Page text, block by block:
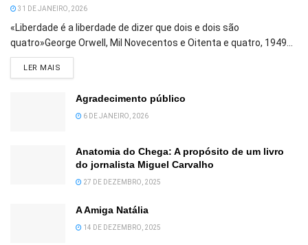
31 DE JANEIRO, 2026
«Liberdade é a liberdade de dizer que dois e dois são
quatro»George Orwell, Mil Novecentos e Oitenta e quatro, 1949...
LER MAIS
Agradecimento público
6 DE JANEIRO, 2026
Anatomia do Chega: A propósito de um livro
do jornalista Miguel Carvalho
27 DE DEZEMBRO, 2025
A Amiga Natália
14 DE DEZEMBRO, 2025